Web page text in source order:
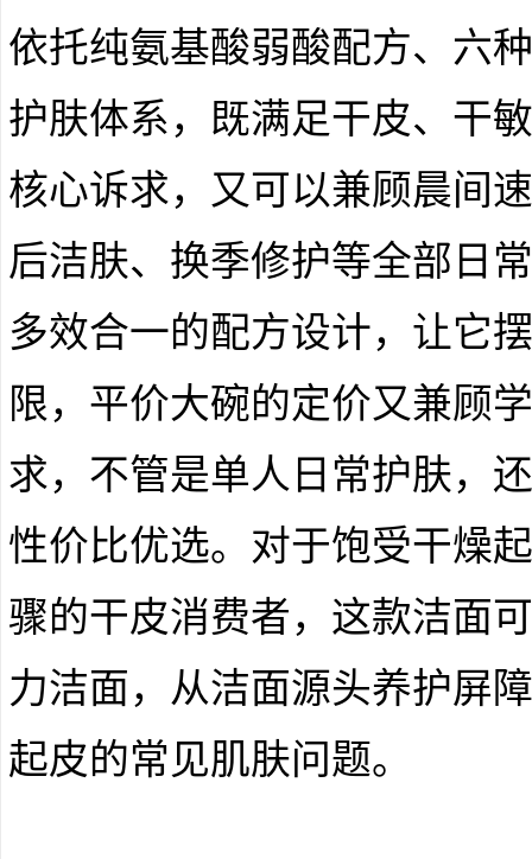
依托纯氨基酸弱酸配方、六
护肤体系，既满足干皮、干
核心诉求，又可以兼顾晨间
后洁肤、换季修护等全部日
多效合一的配方设计，让它
限，平价大碗的定价又兼顾
求，不管是单人日常护肤，
性价比优选。对于饱受干燥
骤的干皮消费者，这款洁面
力洁面，从洁面源头养护屏
起皮的常见肌肤问题。